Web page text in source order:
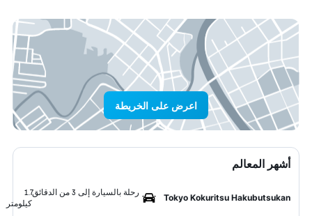
اعرض على الخريطة
أشهر المعالم
Tokyo Kokuritsu Hakubutsukan
رحلة بالسيارة إلى 3 من الدقائق
1.7
كيلومتر